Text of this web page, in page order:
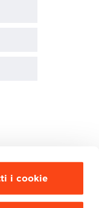
i cookie